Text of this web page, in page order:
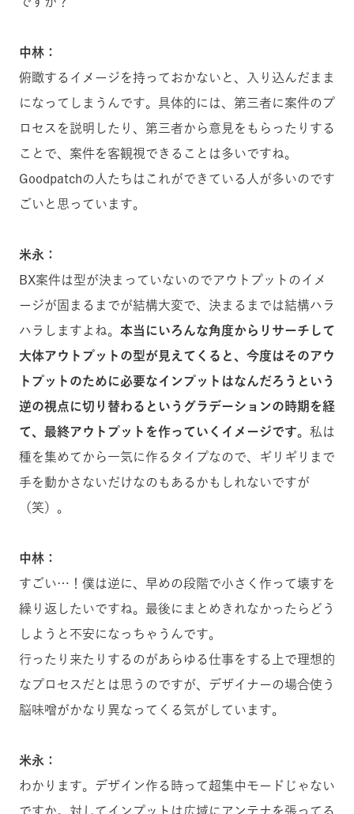
中林：
俯瞰するイメージを持っておかないと、入り込んだまま
になってしまうんです。具体的には、第三者に案件のプ
ロセスを説明したり、第三者から意見をもらったりする
ことで、案件を客観視できることは多いですね。
Goodpatchの人たちはこれができている人が多いのです
ごいと思っています。
米永：
BX案件は型が決まっていないのでアウトプットのイメ
ージが固まるまでが結構大変で、決まるまでは結構ハラ
ハラしますよね。 本当にいろんな角度からリサーチして
大体アウトプットの型が見えてくると、今度はそのアウ
トプットのために必要なインプットはなんだろうという
逆の視点に切り替わるというグラデーションの時期を経
て、最終アウトプットを作っていくイメージです。 私は
種を集めてから一気に作るタイプなので、ギリギリまで
手を動かさないだけなのもあるかもしれないですが
（笑）。
中林：
すごい…！僕は逆に、早めの段階で小さく作って壊すを
繰り返したいですね。最後にまとめきれなかったらどう
しようと不安になっちゃうんです。
行ったり来たりするのがあらゆる仕事をする上で理想的
なプロセスだとは思うのですが、デザイナーの場合使う
脳味噌がかなり異なってくる気がしています。
米永：
わかります。デザイン作る時って超集中モードじゃない
ですか。対してインプットは広域にアンテナを張ってる